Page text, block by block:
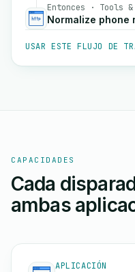
Entonces · Tools &
Normalize phone
USAR ESTE FLUJO DE
CAPACIDADES
Cada
ambas
APLICACIÓN